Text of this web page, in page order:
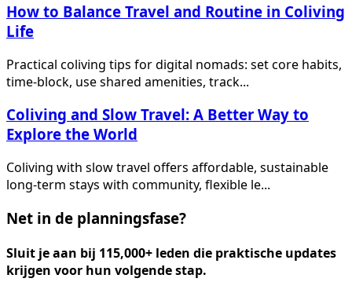
How to Balance Travel and Routine in Coliving
Life
Practical coliving tips for digital nomads: set core habits,
time-block, use shared amenities, track...
Coliving and Slow Travel: A Better Way to
Explore the World
Coliving with slow travel offers affordable, sustainable
long-term stays with community, flexible le...
Net in de planningsfase?
Sluit je aan bij 115,000+ leden die praktische updates
krijgen voor hun volgende stap.